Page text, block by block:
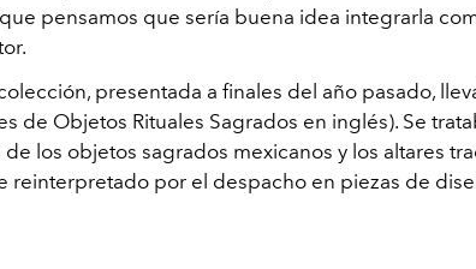
pensamos que sería buena idea integrarla
presentada a finales del año pasado,
de Objetos Rituales Sagrados en inglés). Se
los objetos sagrados mexicanos y los altares
reinterpretado por el despacho en piezas de